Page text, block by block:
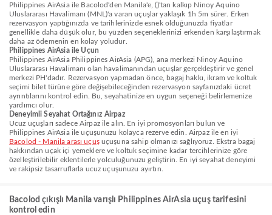
Philippines AirAsia ile Bacolod'den Manila'e, ()'tan kalkıp Ninoy Aquino
Uluslararası Havalimanı (MNL)'a varan uçuşlar yaklaşık 1h 5m sürer. Erken
rezervasyon yaptığınızda ve tarihlerinizde esnek olduğunuzda fiyatlar
genellikle daha düşük olur, bu yüzden seçeneklerinizi erkenden karşılaştırmak
daha az ödemenin en kolay yoludur.
Philippines AirAsia ile Uçun
Philippines AirAsia Philippines AirAsia (APG), ana merkezi Ninoy Aquino
Uluslararası Havalimanı olan havalimanından uçuşlar gerçekleştirir ve genel
merkezi PH'dadır. Rezervasyon yapmadan önce, bagaj hakkı, ikram ve koltuk
seçimi bilet türüne göre değişebileceğinden rezervasyon sayfanızdaki ücret
ayrıntılarını kontrol edin. Bu, seyahatinize en uygun seçeneği belirlemenize
yardımcı olur.
Deneyimli Seyahat Ortağınız Airpaz
Ucuz uçuşları sadece Airpaz ile alın. En iyi promosyonları bulun ve
Philippines AirAsia ile uçuşunuzu kolayca rezerve edin. Airpaz ile en iyi
Bacolod - Manila arası uçuşuçuşuna sahip olmanızı sağlıyoruz. Ekstra bagaj
hakkından uçak içi yemeklere ve koltuk seçimine kadar tercihlerinize göre
özelleştirilebilir eklentilerle yolculuğunuzu geliştirin. En iyi seyahat deneyimi
ve rakipsiz tasarruflarla ucuz uçuşunuzu ayırtın.
Bacolod çıkışlı Manila varışlı Philippines AirAsia uçuş tarifesini
kontrol edin